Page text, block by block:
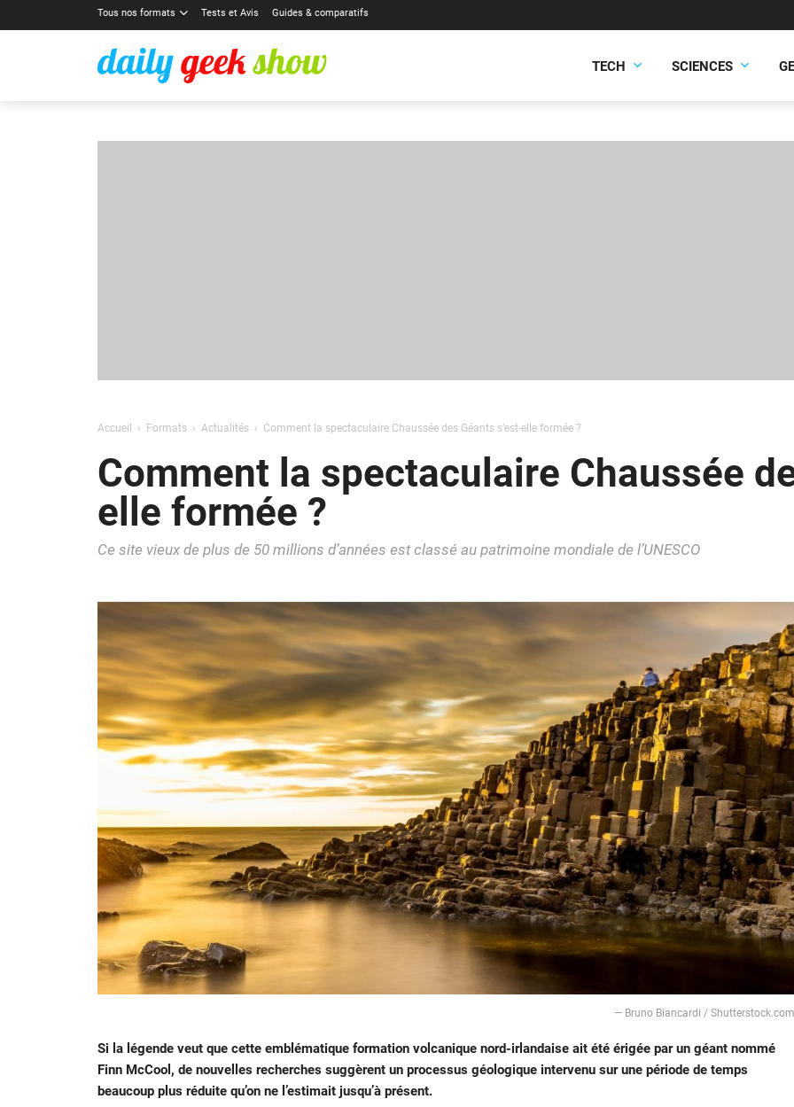
Tous nos formats Tests et Avis Guides & comparatifs
TECH SCIENCES
Accueil Formats Actualités Comment la spectaculaire Chaussée des Géants s’est-elle formée ?
Comment la spectaculaire Chaussée
elle formée ?
Ce site vieux de plus de 50 millions d’années est classé au patrimoine mondiale de l’UNESCO
— Bruno Biancardi / Shutterstock.com
Si la légende veut que cette emblématique formation volcanique nord-irlandaise ait été érigée par un géant nommé
Finn McCool, de nouvelles recherches suggèrent un processus géologique intervenu sur une période de temps
beaucoup plus réduite qu’on ne l’estimait jusqu’à présent.